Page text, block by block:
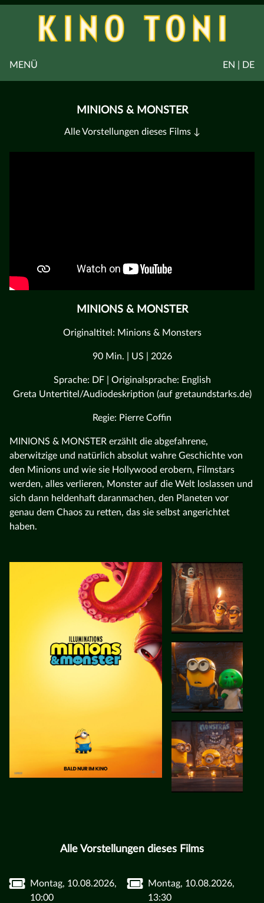
EN | DE
MENÜ
MINIONS & MONSTER
Alle Vorstellungen dieses Films ↓
MINIONS & MONSTER
Originaltitel: Minions & Monsters
90 Min. | US | 2026
Sprache: DF | Originalsprache: English
Greta Untertitel/Audiodeskription (auf gretaundstarks.de)
Regie: Pierre Coffin
MINIONS & MONSTER erzählt die abgefahrene,
aberwitzige und natürlich absolut wahre Geschichte von
den Minions und wie sie Hollywood erobern, Filmstars
werden, alles verlieren, Monster auf die Welt loslassen und
sich dann heldenhaft daranmachen, den Planeten vor
genau dem Chaos zu retten, das sie selbst angerichtet
haben.
Alle Vorstellungen dieses Films
Montag, 10.08.2026,
10:00
Montag, 10.08.2026,
13:30